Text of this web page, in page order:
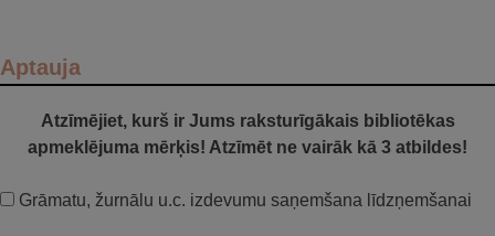
Aptauja
Atzīmējiet, kurš ir Jums raksturīgākais bibliotēkas
apmeklējuma mērķis! Atzīmēt ne vairāk kā 3 atbildes!
Grāmatu, žurnālu u.c. izdevumu saņemšana līdzņemšanai